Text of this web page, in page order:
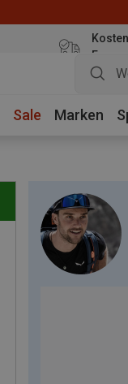
Euro
Sale Marken